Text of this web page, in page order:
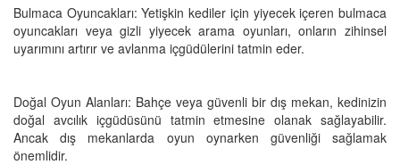
Bulmaca Oyuncakları: Yetişkin kediler için yiyecek içeren bulmaca
oyuncakları veya gizli yiyecek arama oyunları, onların zihinsel
uyarımını artırır ve avlanma içgüdülerini tatmin eder.
Doğal Oyun Alanları: Bahçe veya güvenli bir dış mekan, kedinizin
doğal avcılık içgüdüsünü tatmin etmesine olanak sağlayabilir.
Ancak dış mekanlarda oyun oynarken güvenliği sağlamak
önemlidir.